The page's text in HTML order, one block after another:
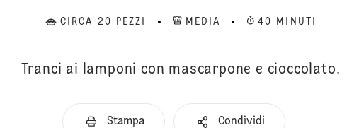
CIRCA 20 PEZZI MEDIA 40 MINUTI
Tranci ai lamponi con mascarpone e cioccolato.
Stampa Condividi